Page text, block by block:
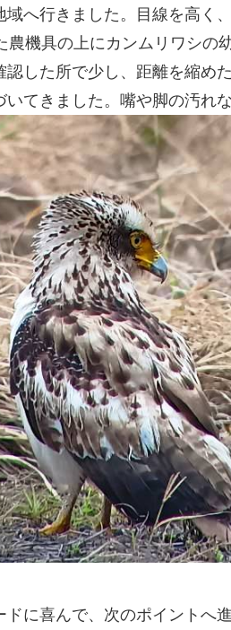
域へ行きました。目線を高く
農機具の上にカンムリワシの
した所で少し、距離を縮め
いてきました。嘴や脚の汚れ
ドに喜んで、次のポイントへ